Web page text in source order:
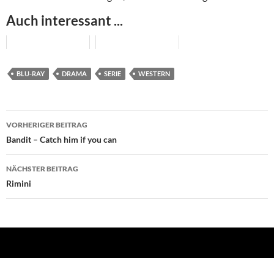
Auch interessant ...
BLU-RAY DRAMA SERIE WESTERN
Beitragsnavigation
VORHERIGER BEITRAG
Bandit – Catch him if you can
NÄCHSTER BEITRAG
Rimini